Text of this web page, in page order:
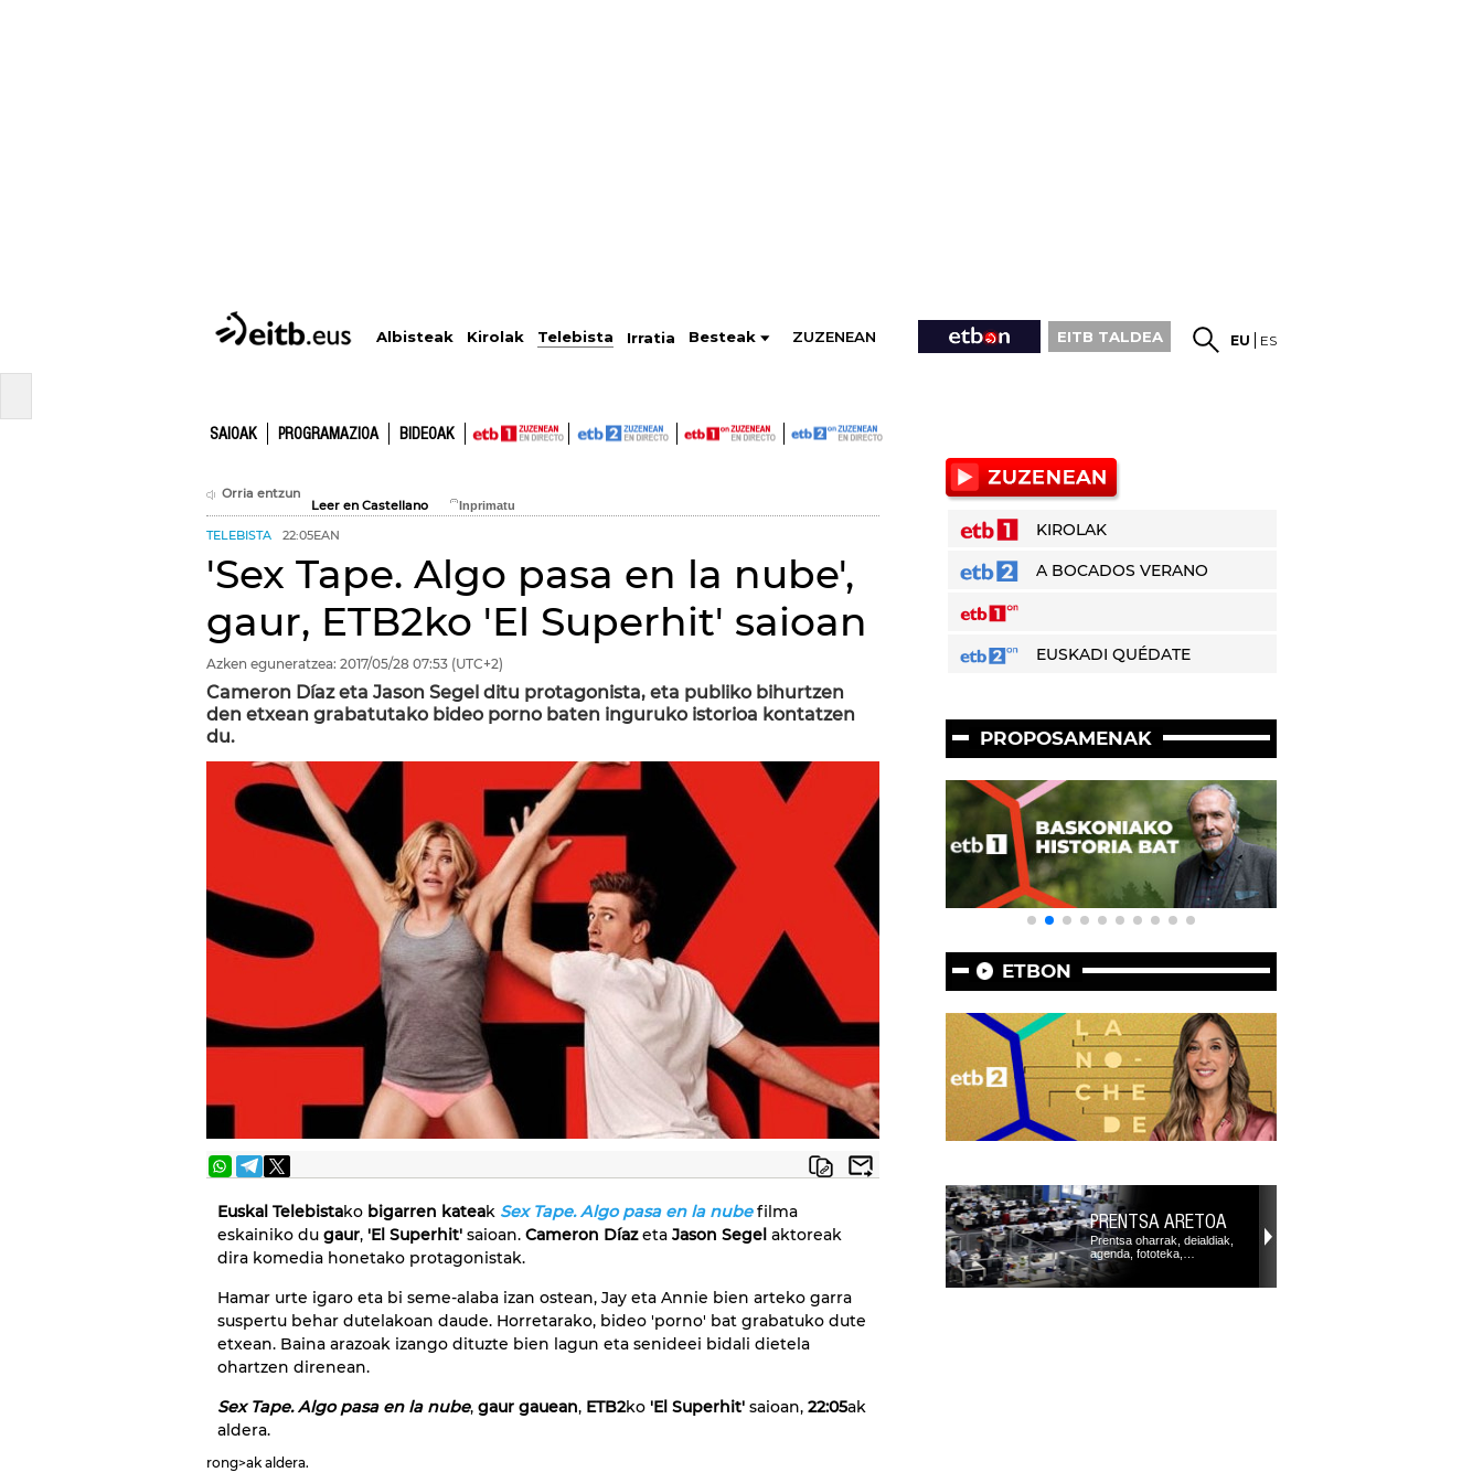
Albisteak Kirolak Telebista Irratia Besteak ZUZENEAN EITB TALDEA EU ES
SAIOAK PROGRAMAZIOA BIDEOAK
Orria entzun
Leer en Castellano
TELEBISTA 22:05EAN
'Sex Tape. Algo pasa en la nube',
gaur, ETB2ko 'El Superhit' saioan
Azken eguneratzea: 2017/05/28 07:53 (UTC+2)
Cameron Díaz eta Jason Segel ditu protagonista, eta publiko bihurtzen
den etxean grabatutako bideo porno baten inguruko istorioa kontatzen
du.
Euskal Telebistako bigarren kateak Sex Tape. Algo pasa en la nubefilma
eskainiko du gaur, 'El Superhit' saioan. Cameron Díazeta Jason Segel aktoreak
dira komedia honetako protagonistak.
Hamar urte igaro eta bi seme-alaba izan ostean, Jay eta Annie bien arteko garra
suspertu behar dutelakoan daude. Horretarako, bideo 'porno' bat grabatuko dute
etxean. Baina arazoak izango dituzte bien lagun eta senideei bidali dietela
ohartzen direnean.
Sex Tape. Algo pasa en la nube, gaur gauean, ETB2ko 'El Superhit' saioan, 22:05ak
aldera.
rong>ak aldera.
KIROLAK
A BOCADOS VERANO
EUSKADI QUÉDATE
PROPOSAMENAK
ETBON
PRENTSA ARETOA
Prentsa oharrak, deialdiak,
agenda, fototeka,…